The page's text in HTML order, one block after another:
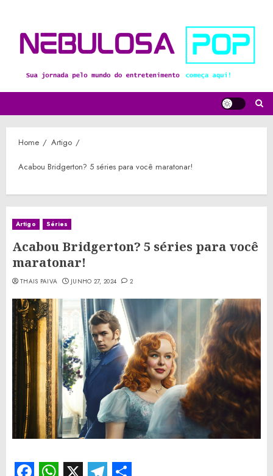
content
Home Artigo
Acabou Bridgerton? 5 séries para você maratonar!
Artigo Séries
Acabou Bridgerton? 5 séries para você
maratonar!
THAIS PAIVA JUNHO 27, 2024 2